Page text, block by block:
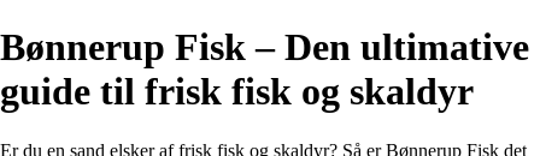
Bønnerup Fisk – Den ultimative
guide til frisk fisk og skaldyr
Er du en sand elsker af frisk fisk og skaldyr? Så er Bønnerup Fisk det